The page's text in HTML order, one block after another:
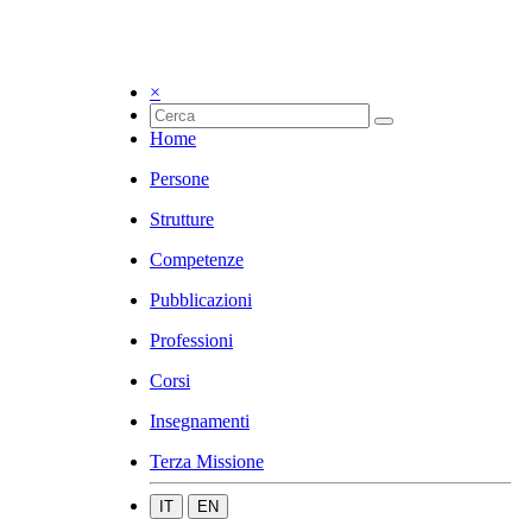
×
Home
Persone
Strutture
Competenze
Pubblicazioni
Professioni
Corsi
Insegnamenti
Terza Missione
IT EN